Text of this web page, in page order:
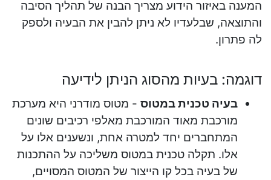
המענה באיזור הידוע מצריך הבנה של תהליך הסיבה
והתוצאה, שבלעדיו לא ניתן להבין את הבעיה ולספק
לה פתרון.
דוגמה: בעיות מהסוג הניתן לידיעה
בעיה טכנית במטוס - מטוס מודרני היא מערכת
מורכבת מאוד המורכבת מאלפי רכיבים שונים
המתחברים יחד למטרה אחת, ונשענים אלו על
אלו. תקלה טכנית במטוס משליכה על ההתכנות
של בעיה בכל קו הייצור של המטוס המסויים,